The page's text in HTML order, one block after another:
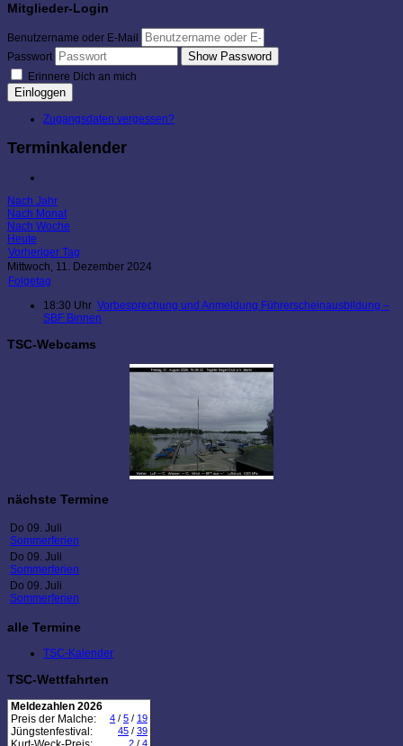
Mitglieder-Login
Benutzername oder E-Mail
Passwort
Show Password
Erinnere Dich an mich
Einloggen
Zugangsdaten vergessen?
Terminkalender
Nach Jahr
Nach Monat
Nach Woche
Heute
Vorheriger Tag
Mittwoch, 11. Dezember 2024
Folgetag
18:30 Uhr Vorbesprechung und Anmeldung Führerscheinausbildung –
SBF Binnen
TSC-Webcams
nächste Termine
Do 09. Juli
Sommerferien
Do 09. Juli
Sommerferien
Do 09. Juli
Sommerferien
alle Termine
TSC-Kalender
TSC-Wettfahrten
Meldezahlen 2026
Preis der Malche:
4 / 5 / 19
Jüngstenfestival: 45 / 39
2 / 4